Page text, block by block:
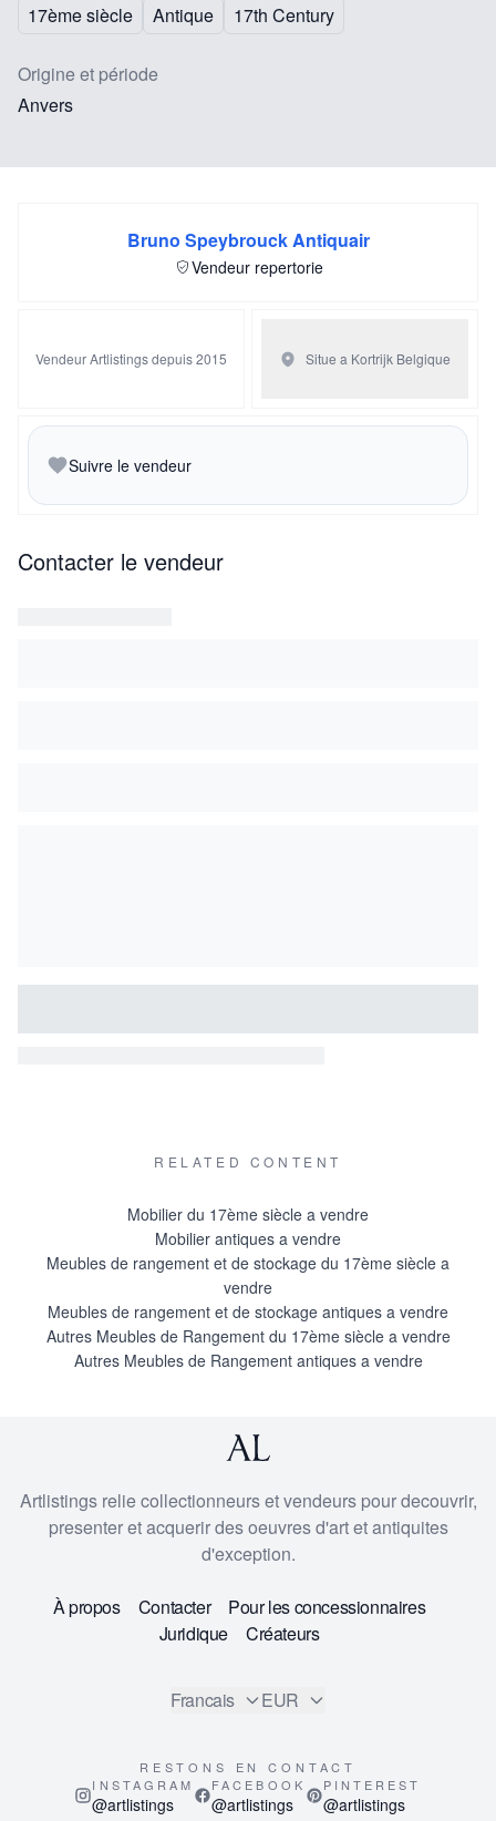
17ème siècle
Antique 17th Century
Origine et période
Anvers
Bruno Speybrouck Antiquair
Vendeur repertorie
Vendeur Artlistings depuis 2015 Situe a Kortrijk Belgique
Suivre le vendeur
Contacter le vendeur
RELATED CONTENT
Mobilier du 17ème siècle a vendre
Mobilier antiques a vendre
Meubles de rangement et de stockage du 17ème siècle a
vendre
Meubles de rangement et de stockage antiques a vendre
Autres Meubles de Rangement du 17ème siècle a vendre
Autres Meubles de Rangement antiques a vendre
Artlistings relie collectionneurs et vendeurs pour decouvrir,
presenter et acquerir des oeuvres d'art et antiquites
d'exception.
À propos Contacter
Pour les concessionnaires
Juridique
Créateurs
Francais EUR
RESTONS EN CONTACT
INSTAGRAM
@artlistings
FACEBOOK
@artlistings
PINTEREST
@artlistings